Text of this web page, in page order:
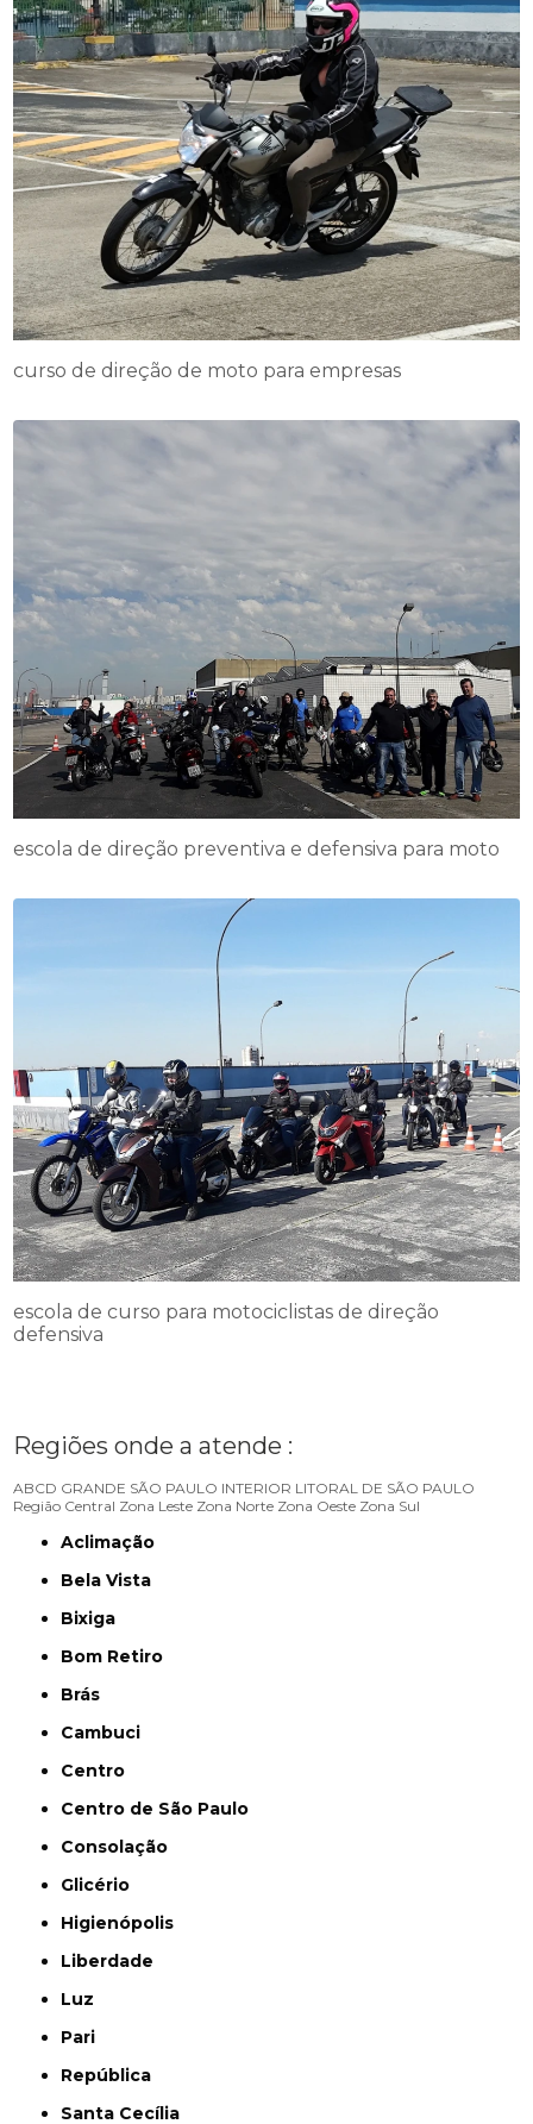
curso de direção de moto para empresas
escola de direção preventiva e defensiva para moto
escola de curso para motociclistas de direção
defensiva
Regiões onde a atende :
ABCD GRANDE SÃO PAULO INTERIOR LITORAL DE SÃO PAULO
Região Central Zona Leste Zona Norte Zona Oeste Zona Sul
Aclimação
Bela Vista
Bixiga
Bom Retiro
Brás
Cambuci
Centro
Centro de São Paulo
Consolação
Glicério
Higienópolis
Liberdade
Luz
Pari
República
Santa Cecília